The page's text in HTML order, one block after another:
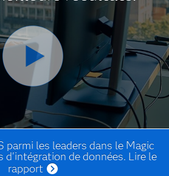
parmi les leaders dans le Magic
d'intégration de données. Lire le
rapport